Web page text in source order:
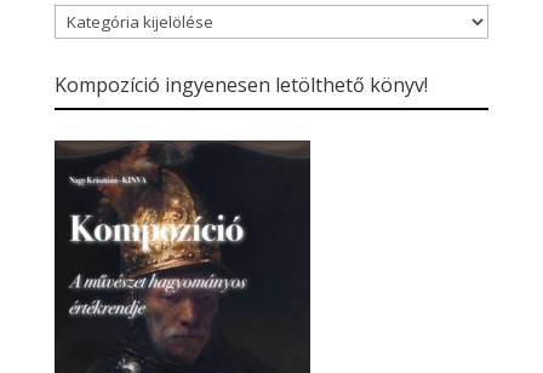
Blogbejegyzések
kategóriái
Kompozíció ingyenesen letölthető könyv!